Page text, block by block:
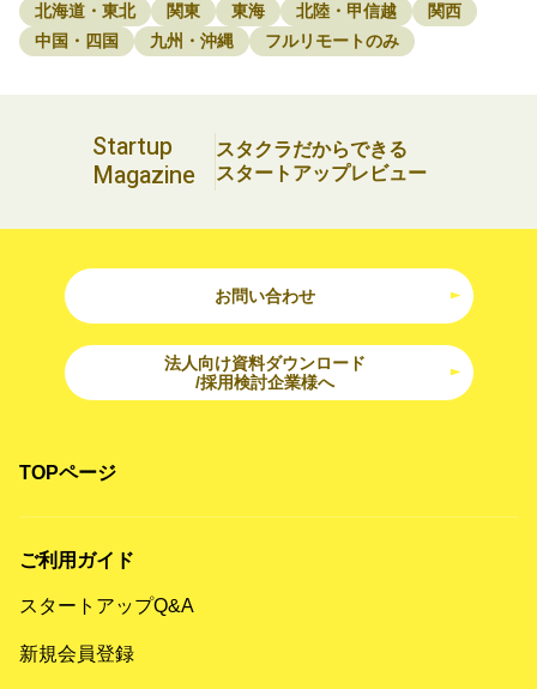
北海道・東北 関東 東海 北陸・甲信越
関西
中国・四国
九州・沖縄 フルリモートのみ
Startup
Magazine
スタクラだからできる
スタートアップレビュー
お問い合わせ
法人向け資料ダウンロード
/採用検討企業様へ
TOPページ
ご利用ガイド
スタートアップQ&A
新規会員登録